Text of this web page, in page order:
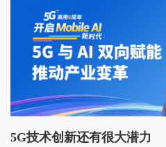
5G技术创新还有很大潜力